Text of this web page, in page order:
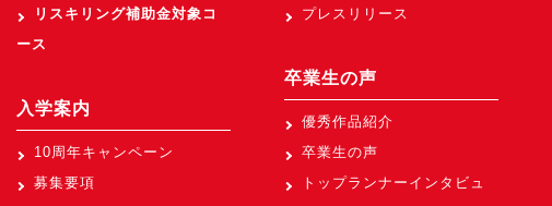
リスキリング補助金対象コ
ース
入学案内
10周年キャンペーン
募集要項
プレスリリース
卒業生の声
優秀作品紹介
卒業生の声
トップランナーインタビュ